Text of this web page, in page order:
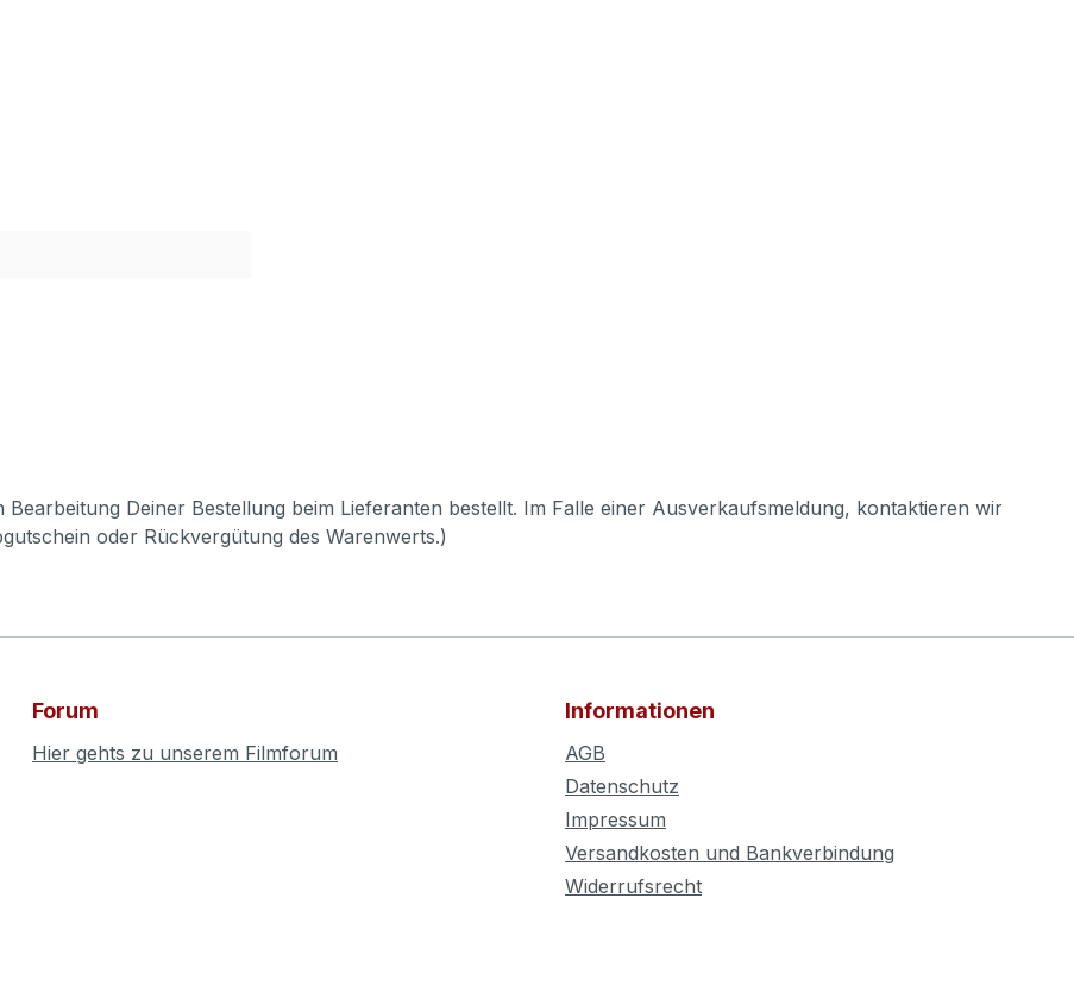
Deiner Bestellung beim Lieferanten bestellt. Im Falle einer Ausverkaufsmeldung, kontaktieren wir
oder Rückvergütung des Warenwerts.)
Forum
Hier gehts zu unserem Filmforum
Informationen
AGB
Datenschutz
Impressum
Versandkosten und Bankverbindung
Widerrufsrecht